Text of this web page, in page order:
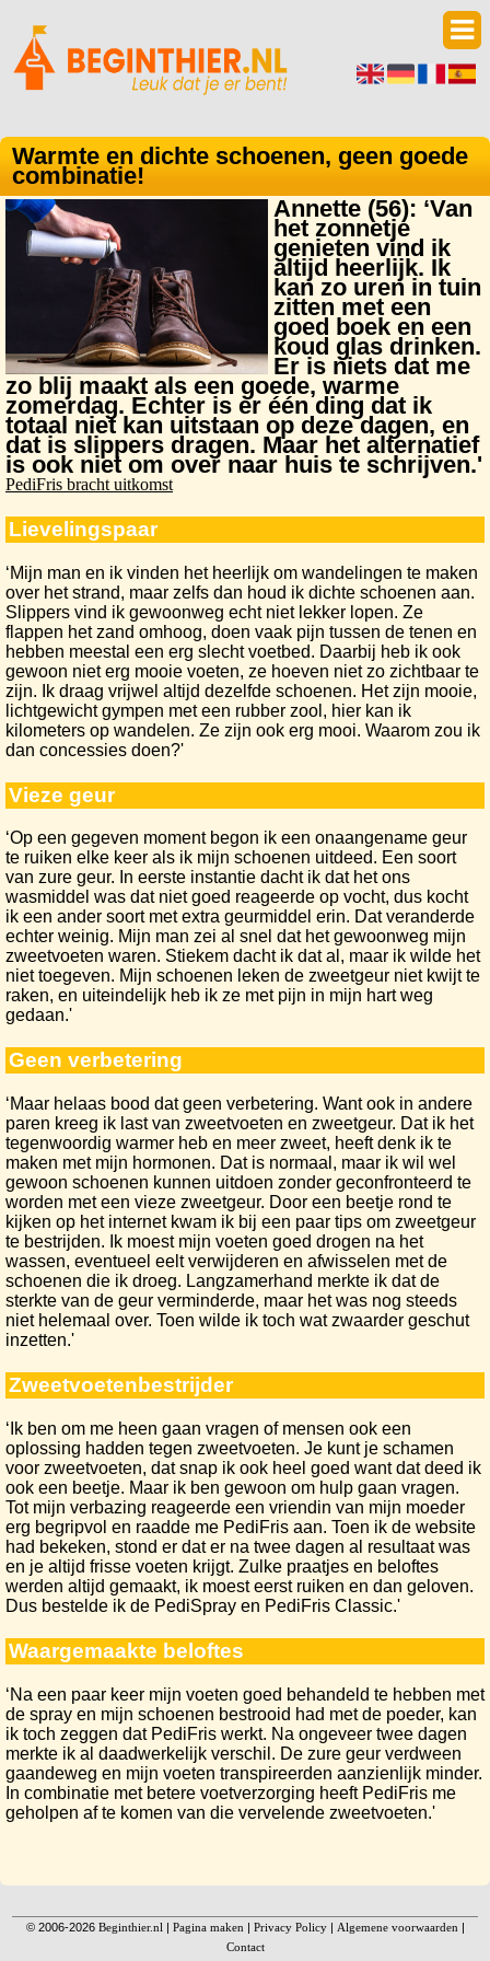
Warmte en dichte schoenen, geen goede
combinatie!
Annette (56): ‘Van
het zonnetje
genieten vind ik
altijd heerlijk. Ik
kan zo uren in tuin
zitten met een
goed boek en een
koud glas drinken.
Er is niets dat me
zo blij maakt als een goede, warme
zomerdag. Echter is er één ding dat ik
totaal niet kan uitstaan op deze dagen, en
dat is slippers dragen. Maar het alternatief
is ook niet om over naar huis te schrijven.'
PediFris bracht uitkomst
Lievelingspaar
‘Mijn man en ik vinden het heerlijk om wandelingen te maken
over het strand, maar zelfs dan houd ik dichte schoenen aan.
Slippers vind ik gewoonweg echt niet lekker lopen. Ze
flappen het zand omhoog, doen vaak pijn tussen de tenen en
hebben meestal een erg slecht voetbed. Daarbij heb ik ook
gewoon niet erg mooie voeten, ze hoeven niet zo zichtbaar te
zijn. Ik draag vrijwel altijd dezelfde schoenen. Het zijn mooie,
lichtgewicht gympen met een rubber zool, hier kan ik
kilometers op wandelen. Ze zijn ook erg mooi. Waarom zou ik
dan concessies doen?'
Vieze geur
‘Op een gegeven moment begon ik een onaangename geur
te ruiken elke keer als ik mijn schoenen uitdeed. Een soort
van zure geur. In eerste instantie dacht ik dat het ons
wasmiddel was dat niet goed reageerde op vocht, dus kocht
ik een ander soort met extra geurmiddel erin. Dat veranderde
echter weinig. Mijn man zei al snel dat het gewoonweg mijn
zweetvoeten waren. Stiekem dacht ik dat al, maar ik wilde het
niet toegeven. Mijn schoenen leken de zweetgeur niet kwijt te
raken, en uiteindelijk heb ik ze met pijn in mijn hart weg
gedaan.'
Geen verbetering
‘Maar helaas bood dat geen verbetering. Want ook in andere
paren kreeg ik last van zweetvoeten en zweetgeur. Dat ik het
tegenwoordig warmer heb en meer zweet, heeft denk ik te
maken met mijn hormonen. Dat is normaal, maar ik wil wel
gewoon schoenen kunnen uitdoen zonder geconfronteerd te
worden met een vieze zweetgeur. Door een beetje rond te
kijken op het internet kwam ik bij een paar tips om zweetgeur
te bestrijden. Ik moest mijn voeten goed drogen na het
wassen, eventueel eelt verwijderen en afwisselen met de
schoenen die ik droeg. Langzamerhand merkte ik dat de
sterkte van de geur verminderde, maar het was nog steeds
niet helemaal over. Toen wilde ik toch wat zwaarder geschut
inzetten.'
Zweetvoetenbestrijder
‘Ik ben om me heen gaan vragen of mensen ook een
oplossing hadden tegen zweetvoeten. Je kunt je schamen
voor zweetvoeten, dat snap ik ook heel goed want dat deed ik
ook een beetje. Maar ik ben gewoon om hulp gaan vragen.
Tot mijn verbazing reageerde een vriendin van mijn moeder
erg begripvol en raadde me PediFris aan. Toen ik de website
had bekeken, stond er dat er na twee dagen al resultaat was
en je altijd frisse voeten krijgt. Zulke praatjes en beloftes
werden altijd gemaakt, ik moest eerst ruiken en dan geloven.
Dus bestelde ik de PediSpray en PediFris Classic.'
Waargemaakte beloftes
‘Na een paar keer mijn voeten goed behandeld te hebben met
de spray en mijn schoenen bestrooid had met de poeder, kan
ik toch zeggen dat PediFris werkt. Na ongeveer twee dagen
merkte ik al daadwerkelijk verschil. De zure geur verdween
gaandeweg en mijn voeten transpireerden aanzienlijk minder.
In combinatie met betere voetverzorging heeft PediFris me
geholpen af te komen van die vervelende zweetvoeten.'
© 2006-2026 Beginthier.nl | Pagina maken | Privacy Policy| Algemene voorwaarden |
Contact